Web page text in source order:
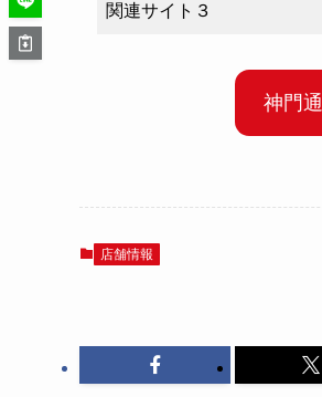
関連サイト３
神門
店舗情報